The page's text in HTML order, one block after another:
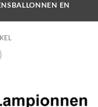
EN